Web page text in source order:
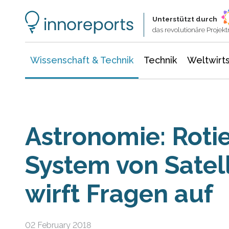
Unterstützt durch
das revolutionäre
Wissenschaft & Technik Technik
Astronomie:
System von
wirft Fragen auf
02 February 2018